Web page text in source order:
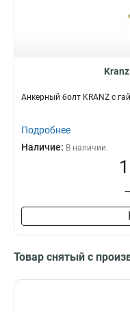
Анкерный болт KRANZ с
Подробнее
Наличие: В наличии
Товар снятый с